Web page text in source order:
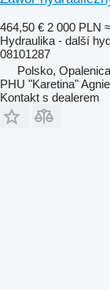
464,50 € 2 000 PLN
Hydraulika - další
08101287
Polsko, Opalenica
PHU "Karetina"
Kontakt s dealerem